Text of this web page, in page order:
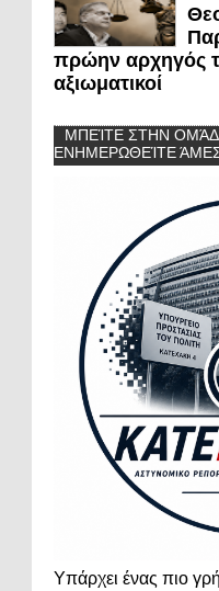
πρώην αρχηγός
αξιωματικοί
ΜΠΕΊΤΕ ΣΤΗΝ
ΕΝΗΜΕΡΩΘΕΊΤΕ
Υπάρχει ένας πιο